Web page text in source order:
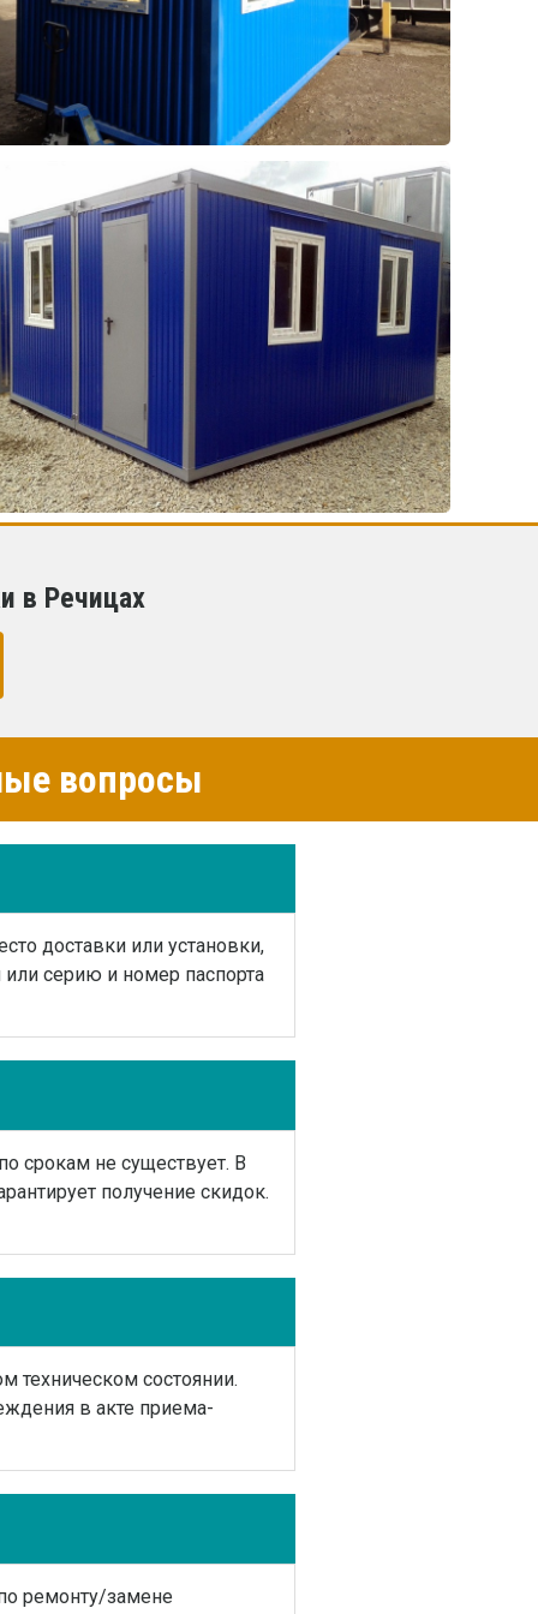
в Речицах
вопросы
доставки или установки,
серию и номер паспорта
срокам не существует. В
получение скидок.
техническом состоянии.
в акте приема-
ремонту/замене